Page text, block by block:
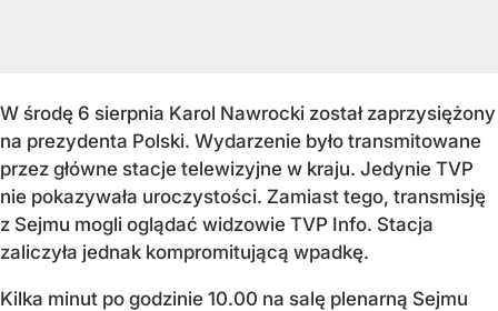
W środę 6 sierpnia Karol Nawrocki został zaprzysiężony
na prezydenta Polski. Wydarzenie było transmitowane
przez główne stacje telewizyjne w kraju. Jedynie TVP
nie pokazywała uroczystości. Zamiast tego, transmisję
z Sejmu mogli oglądać widzowie TVP Info. Stacja
zaliczyła jednak kompromitującą wpadkę.
Kilka minut po godzinie 10.00 na salę plenarną Sejmu